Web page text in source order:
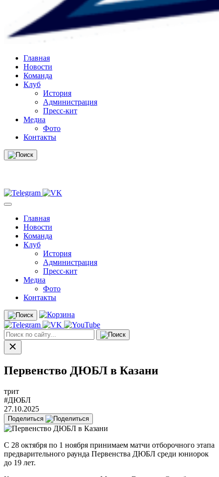
Главная
Новости
Команда
Клуб
История
Администрация
Пресс-кит
Медиа
Фото
Контакты
Главная
Новости
Команда
Клуб
История
Администрация
Пресс-кит
Медиа
Фото
Контакты
Первенство ДЮБЛ в Казани
трит
#ДЮБЛ
27.10.2025
Поделиться
С 28 октября по 1 ноября принимаем матчи отборочного этапа
предварительного раунда Первенства ДЮБЛ среди юниорок
до 19 лет.